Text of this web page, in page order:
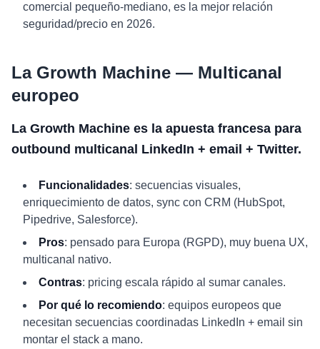
comercial pequeño-mediano, es la mejor relación
seguridad/precio en 2026.
La Growth Machine — Multicanal
europeo
La Growth Machine es la apuesta francesa para
outbound multicanal LinkedIn + email + Twitter.
Funcionalidades: secuencias visuales,
enriquecimiento de datos, sync con CRM (HubSpot,
Pipedrive, Salesforce).
Pros: pensado para Europa (RGPD), muy buena UX,
multicanal nativo.
Contras: pricing escala rápido al sumar canales.
Por qué lo recomiendo: equipos europeos que
necesitan secuencias coordinadas LinkedIn + email sin
montar el stack a mano.